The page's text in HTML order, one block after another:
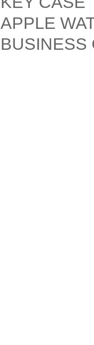
APPLE
BUSINESS